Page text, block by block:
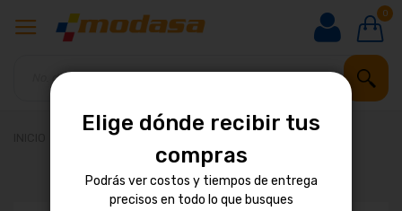
0
VÁLVULA DE ESCAPE
Elige dónde recibir tus
compras
Podrás ver costos y tiempos de entrega
precisos en todo lo que busques